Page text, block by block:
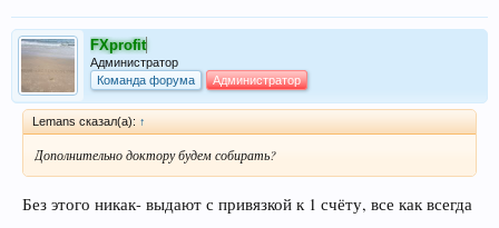
FXprofit
Администратор
Команда форума
Администратор
Lemans сказал(а): ↑
Дополнительно доктору будем собирать?
Без этого никак- выдают с привязкой к 1 счёту, все как всегда